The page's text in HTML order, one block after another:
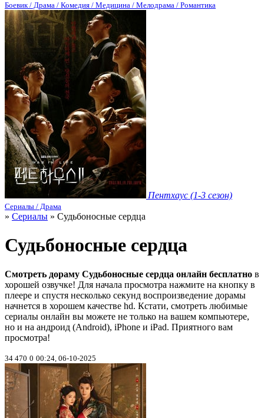
Боевик / Драма / Комедия / Медицина / Мелодрама / Романтика
Пентхаус (1-3 сезон)
Сериалы / Драма
» Сериалы » Судьбоносные сердца
Судьбоносные сердца
Смотреть дораму Судьбоносные сердца онлайн бесплатно в
хорошей озвучке! Для начала просмотра нажмите на кнопку в
плеере и спустя несколько секунд воспроизведение дорамы
начнется в хорошем качестве hd. Кстати, смотреть любимые
сериалы онлайн вы можете не только на вашем компьютере,
но и на андроид (Android), iPhone и iPad. Приятного вам
просмотра!
34 470 0 00:24, 06-10-2025